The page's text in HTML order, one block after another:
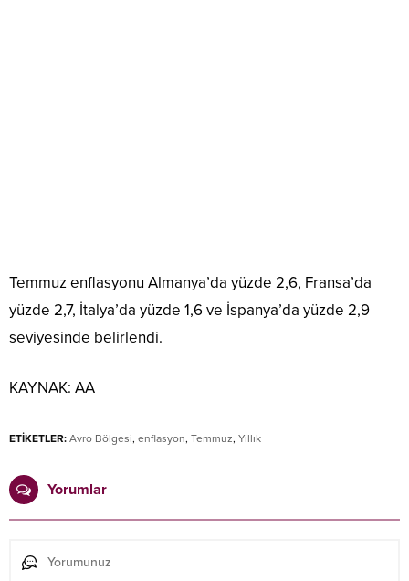
Temmuz enflasyonu Almanya’da yüzde 2,6, Fransa’da
yüzde 2,7, İtalya’da yüzde 1,6 ve İspanya’da yüzde 2,9
seviyesinde belirlendi.
KAYNAK: AA
ETİKETLER: Avro Bölgesi, enflasyon, Temmuz, Yıllık
Yorumlar